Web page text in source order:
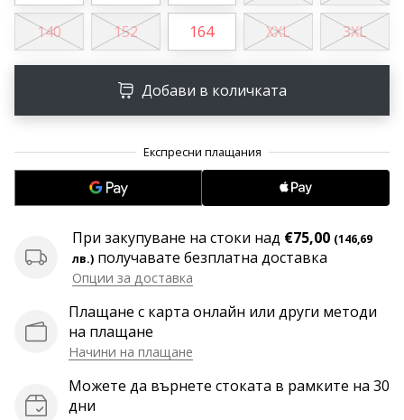
Имате
ли
собствен
уебсайт,
Facebook
или
дискусионен
Накарайте
да
генерират
приходи.
Покажи
всички
140 152 164 XXL 3XL
Добави в количката
При закупуване на стоки над €75,00 (146,69
лв.) получавате безплатна доставка
Опции за доставка
Плащане с карта онлайн или други методи
на плащане
Начини на плащане
Можете да върнете стоката в рамките на 30
дни